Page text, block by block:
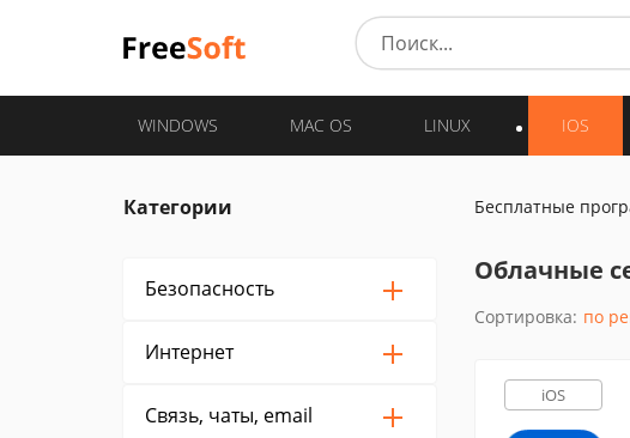
WINDOWS MAC OS LINUX IOS
Категории
Безопасность
Интернет
Связь, чаты, email
Бесплатные
Облачные
Сортировка: по
iOS